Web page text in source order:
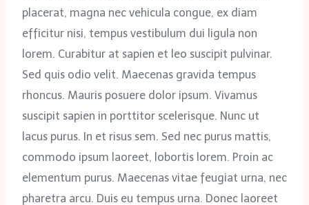
placerat, magna nec vehicula congue, ex diam
efficitur nisi, tempus vestibulum dui ligula non
lorem. Curabitur at sapien et leo suscipit pulvinar.
Sed quis odio velit. Maecenas gravida tempus
rhoncus. Mauris posuere dolor ipsum. Vivamus
suscipit sapien in porttitor scelerisque. Nunc ut
lacus purus. In et risus sem. Sed nec purus mattis,
commodo ipsum laoreet, lobortis lorem. Proin ac
elementum purus. Maecenas vitae feugiat urna, nec
pharetra arcu. Duis eu tempus urna. Donec laoreet